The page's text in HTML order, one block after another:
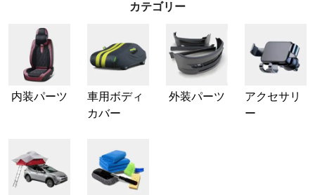
カテゴリー
内装パーツ
車用ボディ
カバー
外装パーツ
アクセサリ
ー